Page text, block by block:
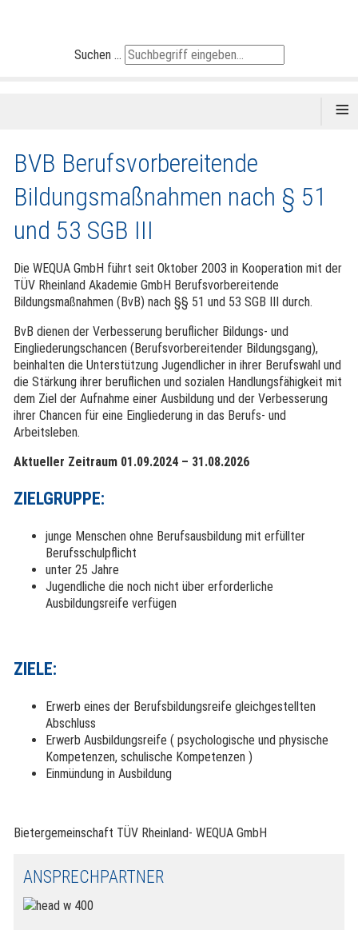
Suchen ...
≡
BVB Berufsvorbereitende
Bildungsmaßnahmen nach § 51
und 53 SGB III
Die WEQUA GmbH führt seit Oktober 2003 in Kooperation mit der
TÜV Rheinland Akademie GmbH Berufsvorbereitende
Bildungsmaßnahmen (BvB) nach §§ 51 und 53 SGB III durch.
BvB dienen der Verbesserung beruflicher Bildungs- und
Eingliederungschancen (Berufsvorbereitender Bildungsgang),
beinhalten die Unterstützung Jugendlicher in ihrer Berufswahl und
die Stärkung ihrer beruflichen und sozialen Handlungsfähigkeit mit
dem Ziel der Aufnahme einer Ausbildung und der Verbesserung
ihrer Chancen für eine Eingliederung in das Berufs- und
Arbeitsleben.
Aktueller Zeitraum 01.09.2024 – 31.08.2026
ZIELGRUPPE:
junge Menschen ohne Berufsausbildung mit erfüllter
Berufsschulpflicht
unter 25 Jahre
Jugendliche die noch nicht über erforderliche
Ausbildungsreife verfügen
ZIELE:
Erwerb eines der Berufsbildungsreife gleichgestellten
Abschluss
Erwerb Ausbildungsreife ( psychologische und physische
Kompetenzen, schulische Kompetenzen )
Einmündung in Ausbildung
Bietergemeinschaft TÜV Rheinland- WEQUA GmbH
ANSPRECHPARTNER